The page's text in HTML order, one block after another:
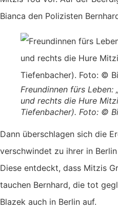
Bianca den Polizisten
Freundinnen fürs Leben:
und rechts die Hure
Tiefenbacher). Foto: ©
Dann überschlagen sich die
verschwindet zu ihrer in
Diese entdeckt, dass Mitzis
tauchen Bernhard, die tot
Blazek auch in Berlin auf.